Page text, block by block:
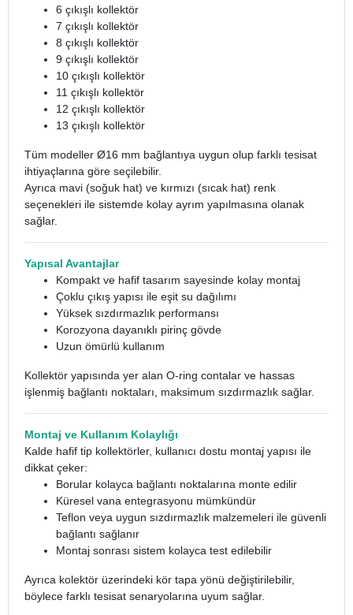
6 çıkışlı kollektör
7 çıkışlı kollektör
8 çıkışlı kollektör
9 çıkışlı kollektör
10 çıkışlı kollektör
11 çıkışlı kollektör
12 çıkışlı kollektör
13 çıkışlı kollektör
Tüm modeller Ø16 mm bağlantıya uygun olup farklı tesisat
ihtiyaçlarına göre seçilebilir.
Ayrıca mavi (soğuk hat) ve kırmızı (sıcak hat) renk
seçenekleri ile sistemde kolay ayrım yapılmasına olanak
sağlar.
Yapısal Avantajlar
Kompakt ve hafif tasarım sayesinde kolay montaj
Çoklu çıkış yapısı ile eşit su dağılımı
Yüksek sızdırmazlık performansı
Korozyona dayanıklı pirinç gövde
Uzun ömürlü kullanım
Kollektör yapısında yer alan O-ring contalar ve hassas
işlenmiş bağlantı noktaları, maksimum sızdırmazlık sağlar.
Montaj ve Kullanım Kolaylığı
Kalde hafif tip kollektörler, kullanıcı dostu montaj yapısı ile
dikkat çeker:
Borular kolayca bağlantı noktalarına monte edilir
Küresel vana entegrasyonu mümkündür
Teflon veya uygun sızdırmazlık malzemeleri ile güvenli
bağlantı sağlanır
Montaj sonrası sistem kolayca test edilebilir
Ayrıca kolektör üzerindeki kör tapa yönü değiştirilebilir,
böylece farklı tesisat senaryolarına uyum sağlar.